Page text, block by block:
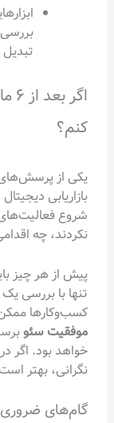
ابزارهایی مثل
بررسی ترافیک
تبدیل حیاتی هستند.
اگر بعد از ۶ ماه
رایج بین
سئو هنوز
اقدامی باید انجام
باید بدانیم که
یک شاخص
است در بازه ۳ تا ۶ ماه به
برسند، اما برای
اگر در این مدت
است با نگاه
برای ارزیابی